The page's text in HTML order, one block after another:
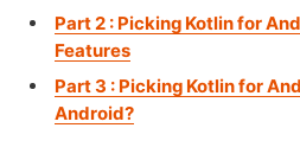
Part 2 : Picking Kotlin for
Features
Part 3 : Picking Kotlin for
Android?